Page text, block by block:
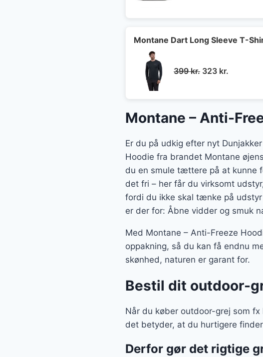
Montane Dart Long Sleeve T-
399kr. Den
399 kr..
323 kr.
323 kr..
Montane – Anti-
Er du på udkig efter nyt
Hoodie fra brandet Montane
du en smule tættere på at kunne
det fri – her får du virksomt
fordi du ikke skal tænke på
er der for: Åbne vidder og smuk
Med Montane – Anti-Freeze
oppakning, så du kan få endnu
skønhed, naturen er garant for.
Bestil dit outdoor-
Når du køber outdoor-grej som
det betyder, at du hurtigere
Derfor gør det rigtige